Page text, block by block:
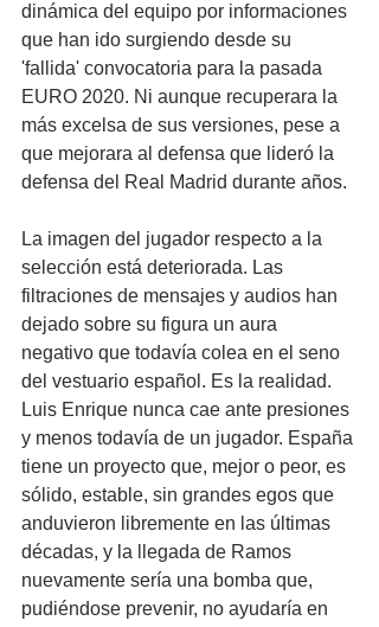
dinámica del equipo por informaciones
que han ido surgiendo desde su
'fallida' convocatoria para la pasada
EURO 2020. Ni aunque recuperara la
más excelsa de sus versiones, pese a
que mejorara al defensa que lideró la
defensa del Real Madrid durante años.
La imagen del jugador respecto a la
selección está deteriorada. Las
filtraciones de mensajes y audios han
dejado sobre su figura un aura
negativo que todavía colea en el seno
del vestuario español. Es la realidad.
Luis Enrique nunca cae ante presiones
y menos todavía de un jugador. España
tiene un proyecto que, mejor o peor, es
sólido, estable, sin grandes egos que
anduvieron libremente en las últimas
décadas, y la llegada de Ramos
nuevamente sería una bomba que,
pudiéndose prevenir, no ayudaría en